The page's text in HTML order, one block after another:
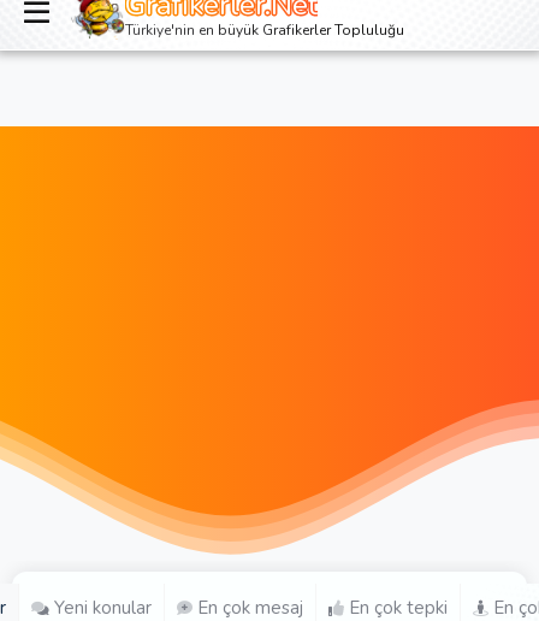
Giriş yap Kayıt ol
Türkiye'nin en büyük Grafikerler Topluluğu
Yeni konular En çok mesaj En çok tepki En